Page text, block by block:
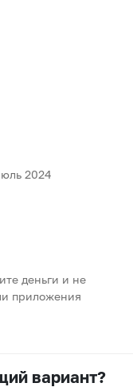
2024
деньги и не
приложения
вариант?